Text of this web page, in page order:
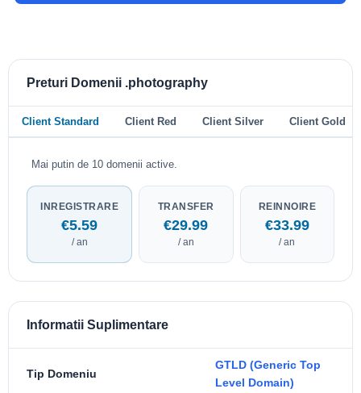
Preturi Domenii .photography
Client Standard Client Red Client Silver Client Gold
Mai putin de 10 domenii active.
INREGISTRARE
€5.59
/ an
TRANSFER
€29.99
/ an
REINNOIRE
€33.99
/ an
Informatii Suplimentare
Tip Domeniu
GTLD (Generic Top
Level Domain)